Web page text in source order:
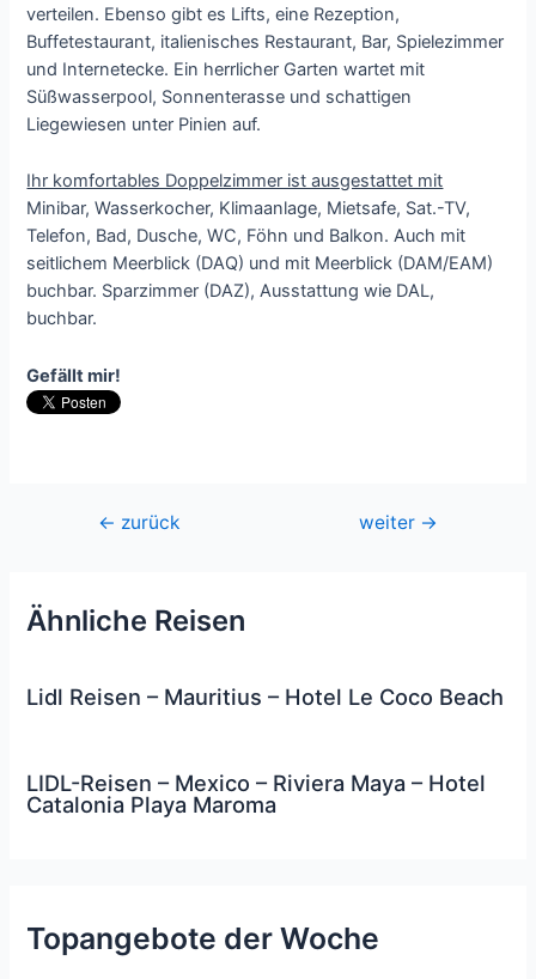
verteilen. Ebenso gibt es Lifts, eine Rezeption,
Buffetestaurant, italienisches Restaurant, Bar, Spielezimmer
und Internetecke. Ein herrlicher Garten wartet mit
Süßwasserpool, Sonnenterasse und schattigen
Liegewiesen unter Pinien auf.
Ihr komfortables Doppelzimmer ist ausgestattet mit
Minibar, Wasserkocher, Klimaanlage, Mietsafe, Sat.-TV,
Telefon, Bad, Dusche, WC, Föhn und Balkon. Auch mit
seitlichem Meerblick (DAQ) und mit Meerblick (DAM/EAM)
buchbar. Sparzimmer (DAZ), Ausstattung wie DAL,
buchbar.
Gefällt mir!
Beitragsnavigation
← zurück weiter →
Ähnliche Reisen
Lidl Reisen – Mauritius – Hotel Le Coco Beach
LIDL-Reisen – Mexico – Riviera Maya – Hotel
Catalonia Playa Maroma
Topangebote der Woche